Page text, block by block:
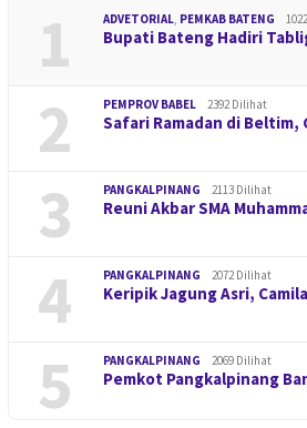
1 ADVETORIAL, PEMKAB BATENG
Bupati Bateng Hadiri
2 PEMPROV BABEL 2392 Dilihat
Safari Ramadan di
3 PANGKALPINANG 2113 Dilihat
Reuni Akbar SMA
4 PANGKALPINANG 2072 Dilihat
Keripik Jagung Asri,
5 PANGKALPINANG 2069 Dilihat
Pemkot Pangkalpinang